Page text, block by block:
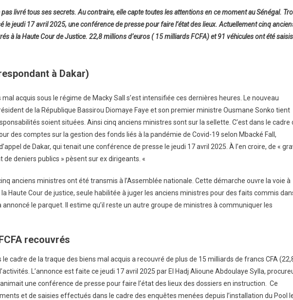
Cinq
Anciens
Ministres
La
De
Justice
pas livré tous ses secrets. Au contraire, elle capte toutes les attentions en ce moment au Sénégal.
le jeudi 17 avril 2025, une conférence de presse pour faire l’état des lieux. Actuellement cinq
à la Haute Cour de Justice. 22,8 millions d’euros ( 15 milliards FCFA) et 91 véhicules ont été
à Dakar)
acquis sous le régime de Macky Sall s’est intensifiée ces dernières heures. Le nouveau
de la République Bassirou Diomaye Faye et son premier ministre Ousmane Sonko tient
soient situées. Ainsi cinq anciens ministres sont sur la sellette. C’est dans le cadre
des comptes sur la gestion des fonds liés à la pandémie de Covid-19 selon Mbacké Fall,
de Dakar, qui tenait une conférence de presse le jeudi 17 avril 2025. À l’en croire, de «
deniers publics » pèsent sur ex dirigeants. «
anciens ministres ont été transmis à l’Assemblée nationale. Cette démarche ouvre la voie à
Haute Cour de justice, seule habilitée à juger les anciens ministres pour des faits commis
annoncé le parquet. Il estime qu’il reste un autre groupe de ministres à communiquer les
recouvrés
le cadre de la traque des biens mal acquis a recouvré de plus de 15 milliards de francs CFA
L’annonce est faite ce jeudi 17 avril 2025 par El Hadj Alioune Abdoulaye Sylla,
une conférence de presse pour faire l’état des lieux des dossiers en instruction. Ce
et de saisies effectués dans le cadre des enquêtes menées depuis l’installation du Pool